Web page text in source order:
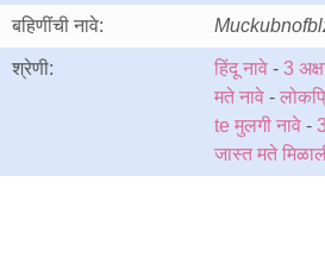
बहिणींची नावे:
श्रेणी: हिंदू नावे - 3
मते नावे -
te मुलगी नावे -
जास्त मते